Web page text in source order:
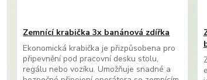
Zemnící krabička 3x banánová zdířka
Ekonomická krabička je přizpůsobena pro
připevnění pod pracovní desku stolu,
regálu nebo vozíku. Umožňuje snadné a